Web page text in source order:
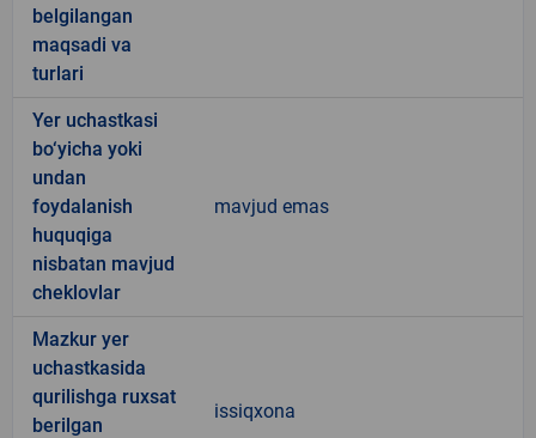
belgilangan
maqsadi va
turlari
Yer uchastkasi
bo‘yicha yoki
undan
foydalanish
huquqiga
nisbatan mavjud
cheklovlar
mavjud emas
Mazkur yer
uchastkasida
qurilishga ruxsat
berilgan
issiqxona